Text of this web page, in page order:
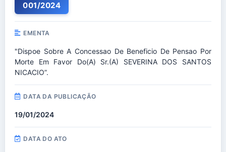
001/2024
EMENTA
"Dispoe Sobre A Concessao De Beneficio De Pensao Por
Morte Em Favor Do(a) Sr.(a) SEVERINA DOS SANTOS
NICACIO”.
DATA DA PUBLICAÇÃO
19/01/2024
DATA DO ATO